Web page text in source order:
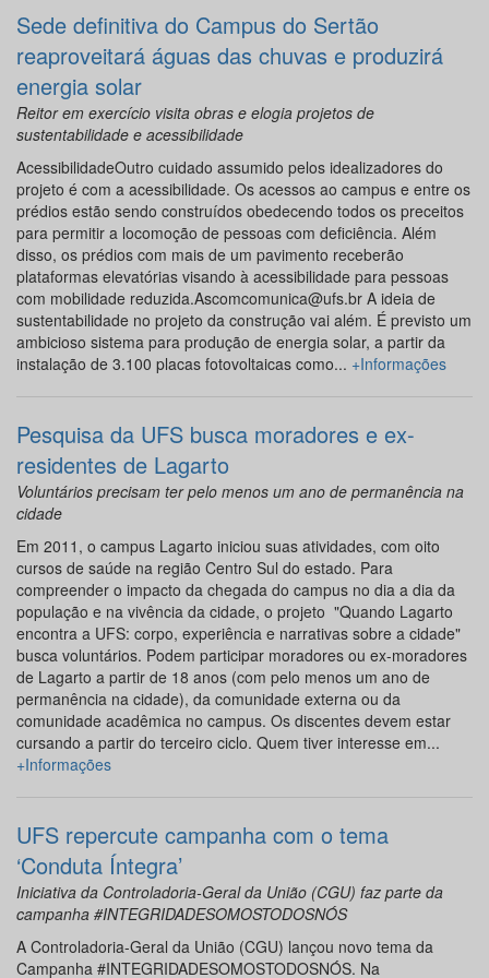
Sede definitiva do Campus do Sertão
reaproveitará águas das chuvas e produzirá
energia solar
Reitor em exercício visita obras e elogia projetos de
sustentabilidade e acessibilidade
AcessibilidadeOutro cuidado assumido pelos idealizadores do
projeto é com a acessibilidade. Os acessos ao campus e entre os
prédios estão sendo construídos obedecendo todos os preceitos
para permitir a locomoção de pessoas com deficiência. Além
disso, os prédios com mais de um pavimento receberão
plataformas elevatórias visando à acessibilidade para pessoas
com mobilidade reduzida.Ascomcomunica@ufs.br A ideia de
sustentabilidade no projeto da construção vai além. É previsto um
ambicioso sistema para produção de energia solar, a partir da
instalação de 3.100 placas fotovoltaicas como... +Informações
Pesquisa da UFS busca moradores e ex-
residentes de Lagarto
Voluntários precisam ter pelo menos um ano de permanência na
cidade
Em 2011, o campus Lagarto iniciou suas atividades, com oito
cursos de saúde na região Centro Sul do estado. Para
compreender o impacto da chegada do campus no dia a dia da
população e na vivência da cidade, o projeto "Quando Lagarto
encontra a UFS: corpo, experiência e narrativas sobre a cidade"
busca voluntários. Podem participar moradores ou ex-moradores
de Lagarto a partir de 18 anos (com pelo menos um ano de
permanência na cidade), da comunidade externa ou da
comunidade acadêmica no campus. Os discentes devem estar
cursando a partir do terceiro ciclo. Quem tiver interesse em...
+Informações
UFS repercute campanha com o tema
‘Conduta Íntegra’
Iniciativa da Controladoria-Geral da União (CGU) faz parte da
campanha #INTEGRIDADESOMOSTODOSNÓS
A Controladoria-Geral da União (CGU) lançou novo tema da
Campanha #INTEGRIDADESOMOSTODOSNÓS. Na